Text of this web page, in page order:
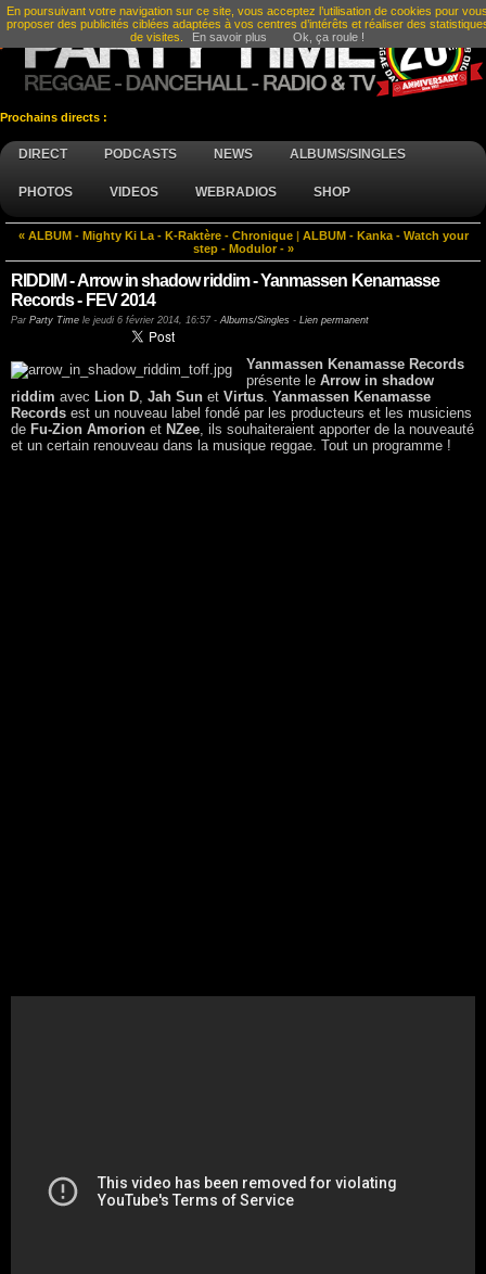
Prochains directs :
DIRECT PODCASTS NEWS ALBUMS/SINGLES
PHOTOS VIDEOS WEBRADIOS SHOP
« ALBUM - Mighty Ki La - K-Raktère - Chronique
ALBUM - Kanka - Watch your
step - Modulor - »
RIDDIM - Arrow in shadow riddim - Yanmassen Kenamasse
Records - FEV 2014
Par Party Time le jeudi 6 février 2014, 16:57 -Albums/Singles - Lien permanent
Yanmassen Kenamasse Records
présente leArrow in shadow
riddim avec Lion D, Jah Sun et Virtus. Yanmassen Kenamasse
Records est un nouveau label fondé par les producteurs et les musiciens
de Fu-Zion Amorion et NZee, ils souhaiteraient apporter de la nouveauté
et un certain renouveau dans la musique reggae. Tout un programme !
En poursuivant votre navigation sur ce site, vous acceptez l’utilisation de cookies pour
proposer des publicités ciblées adaptées à vos centres d’intérêts et réaliser des
de visites.
En savoir plus Ok, ça roule !